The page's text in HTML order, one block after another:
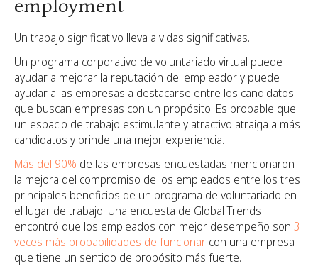
employment
Un trabajo significativo lleva a vidas significativas.
Un programa corporativo de voluntariado virtual puede
ayudar a mejorar la reputación del empleador y puede
ayudar a las empresas a destacarse entre los candidatos
que buscan empresas con un propósito. Es probable que
un espacio de trabajo estimulante y atractivo atraiga a más
candidatos y brinde una mejor experiencia.
Más del 90% de las empresas encuestadas mencionaron
la mejora del compromiso de los empleados entre los tres
principales beneficios de un programa de voluntariado en
el lugar de trabajo. Una encuesta de Global Trends
encontró que los empleados con mejor desempeño son 3
veces más probabilidades de funcionar con una empresa
que tiene un sentido de propósito más fuerte.